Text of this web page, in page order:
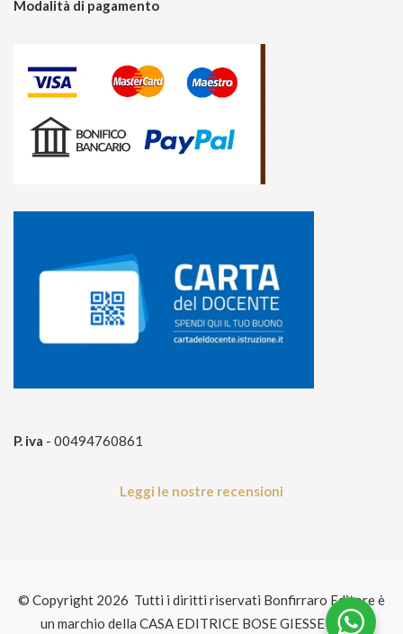
Modalità di pagamento
P. iva - 00494760861
Leggi le nostre recensioni
© Copyright 2026 Tutti i diritti riservati Bonfirraro Editore è
un marchio della CASA EDITRICE BOSE GIESSE P.IVA: